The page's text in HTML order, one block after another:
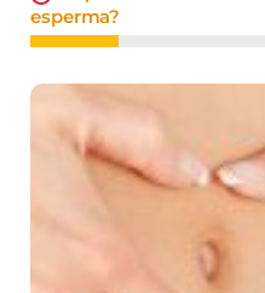
esperma?